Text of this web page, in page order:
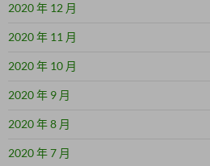
2020 年 12 月
2020 年 11 月
2020 年 10 月
2020 年 9 月
2020 年 8 月
2020 年 7 月